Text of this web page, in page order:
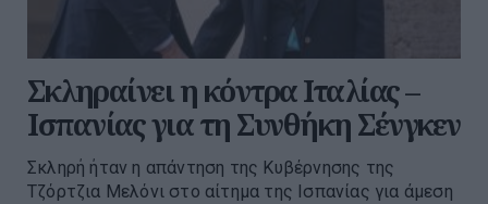
Σκληραίνει η κόντρα Ιταλίας –
Ισπανίας για τη Συνθήκη Σένγκεν
Σκληρή ήταν η απάντηση της Κυβέρνησης της
Τζόρτζια Μελόνι στο αίτημα της Ισπανίας για άμεση